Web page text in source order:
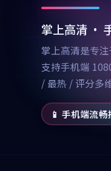
掌上高清 ·
掌上高清是专
支持手机端
/ 最热 / 评分多
📱 手机端流畅